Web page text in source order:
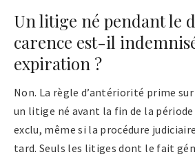
Un litige né pendant le
carence est-il
expiration ?
Non. La règle d’antériorité prime sur
un litige né avant la fin de la
exclu, même si la procédure
tard. Seuls les litiges dont le fait